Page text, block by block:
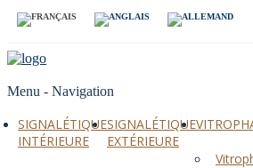
Menu - Navigation
SIGNALÉTIQUE
INTÉRIEURE
SIGNALÉTIQUE
EXTÉRIEURE